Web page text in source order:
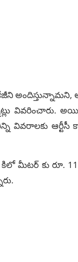
వివరించారు.
వివరాలకు ఆర్టీసీ
కిలో మీటర్ కు రూ.